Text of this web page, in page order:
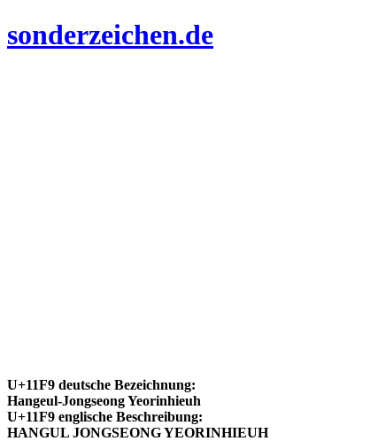
sonderzeichen.de
U+11F9 deutsche Bezeichnung:
Hangeul-Jongseong Yeorinhieuh
U+11F9 englische Beschreibung:
HANGUL JONGSEONG YEORINHIEUH